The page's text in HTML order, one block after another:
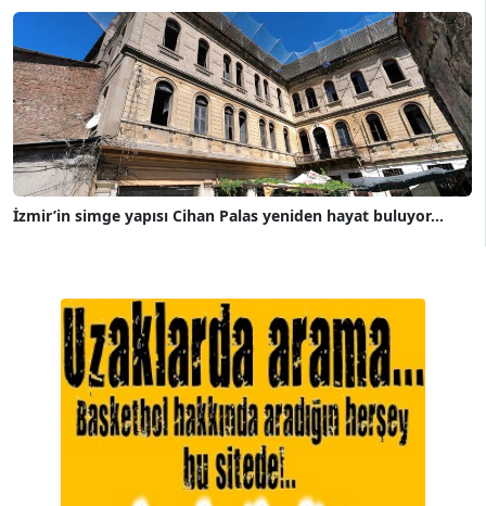
İzmir’in simge yapısı Cihan Palas yeniden hayat buluyor...